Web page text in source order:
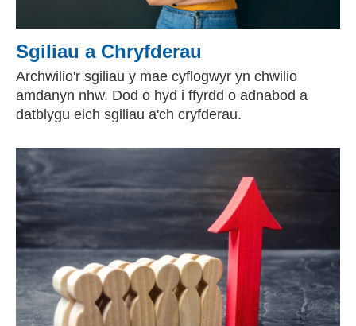
Sgiliau a Chryfderau
Archwilio'r sgiliau y mae cyflogwyr yn chwilio
amdanyn nhw. Dod o hyd i ffyrdd o adnabod a
datblygu eich sgiliau a'ch cryfderau.